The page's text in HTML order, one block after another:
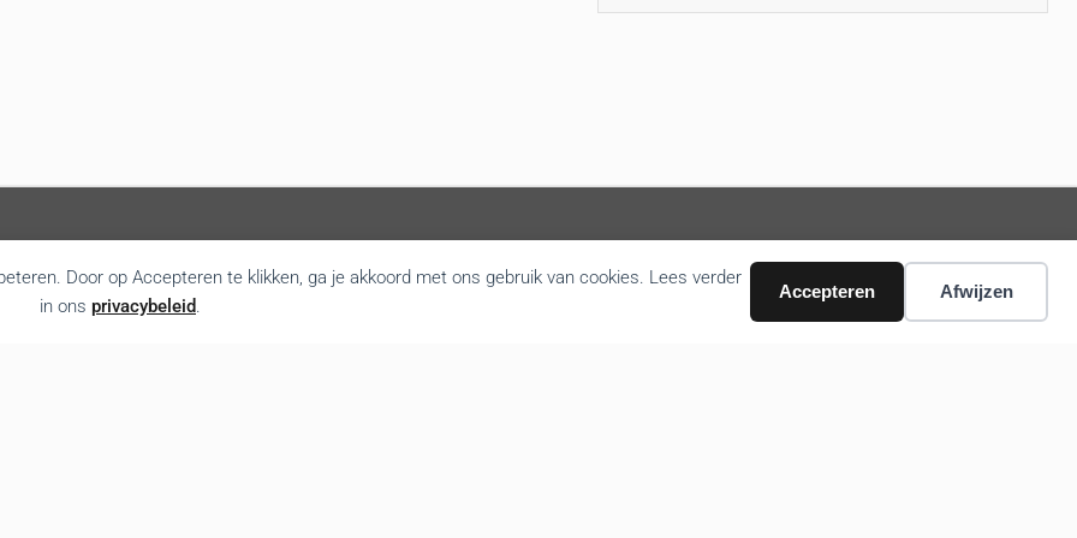
Door op Accepteren te klikken, ga je akkoord met ons gebruik van cookies. Lees verder
in ons privacybeleid.
Accepteren Afwijzen
Volg ons nieuws via email